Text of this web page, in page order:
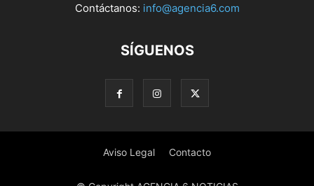
Contáctanos: info@agencia6.com
SÍGUENOS
Aviso Legal Contacto